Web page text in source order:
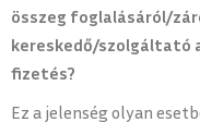
összeg foglalásáról/
kereskedő/szolgáltató
fizetés?
Ez a jelenség olyan